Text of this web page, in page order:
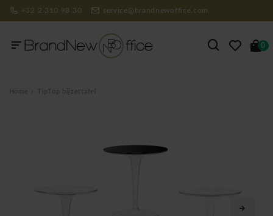
+32 2 310 98 30 service@brandnewoffice.com
0
Home TipTop bijzettafel